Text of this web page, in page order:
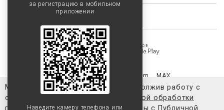
+7 (915) 330-28-50 Telegram MAX
Публичная оферта Согласие на обработку персональных
Мы используем файлы cookie. Продолжив работу с
сайтом, вы соглашаетесь с
Политикой обработки
персональных данныхи ознакомлены с Публичной
за регистрацию в мобильном
приложении
Наведите камеру телефона или